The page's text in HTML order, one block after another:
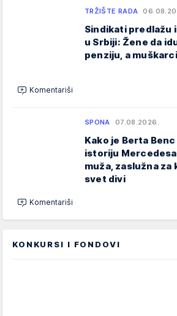
TRŽIŠTE RADA
Sindikati predlažu
u Srbiji: Žene da
penziju, a
Komentariši
SPONA 07.08.2026.
Kako je Berta
istoriju
muža, zaslužna za
svet divi
Komentariši
KONKURSI I FONDOVI